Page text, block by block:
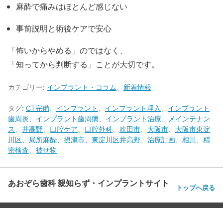
麻酔で痛みはほとんど感じない
事前説明と術後ケアで安心
「怖いからやめる」のではなく、
「知ってから判断する」ことが大切です。
カテゴリー: インプラント・コラム 新着情報
タグ: CT完備 インプラント インプラント埋入
インプラント
歯周炎
インプラント歯周病 インプラント治療
メインテナン
ス
井高野 口腔ケア 口腔外科 吹田市 大阪市
大阪市東淀
川区
局所麻酔 摂津市 東淀川区井高野 治療計画 相川
精
密検査
被せ物
あおぞら歯科 親知らず・インプラントサイト トップへ戻る